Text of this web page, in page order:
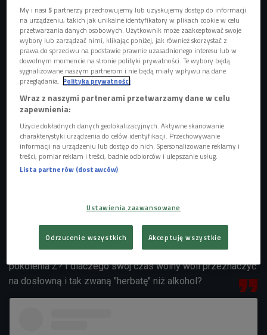
Zdjęcie ilustracyjne Foto: Shutterstock
Trend napędzają szczególnie Zetki. Zamiast kawy,
energetyków czy alkoholu popijają herbatę. Która zwiększa
energię, poprawia koncentrację, a która wspiera
opatrzone są hasztagiem #teamaxxing. W mediach
napary, ciekawostki o odmianach herbat i haule zestawów
do ich picia. Jak ewoluuje życie nocne i towarzyskie
pokolenia Z? I dlaczego swój czas wolny woli przeznaczyć
na dosłowną i tak zwaną "herbatę" niż alkohol?
My i nasi5 partnerzy przechowujemy lub uzyskujemy dostęp do informacji
na urządzeniu, takich jak unikalne identyfikatory w plikach cookie w celu
przetwarzania danych osobowych. Użytkownik może zaakceptować swoje
wybory lub zarządzać nimi, klikając poniżej, jak również skorzystać z
prawa do sprzeciwu na podstawie prawnie uzasadnionego interesu lub w
dowolnym momencie na stronie polityki prywatności. Te wybory będą
sygnalizowane naszym partnerom i nie będą miały wpływu na dane
przeglądania. Polityka prywatności
Wraz z naszymi partnerami przetwarzamy dane w celu
zapewnienia:
Użycie dokładnych danych geolokalizacyjnych. Aktywne skanowanie
charakterystyki urządzenia do celów identyfikacji. Przechowywanie
informacji na urządzeniu lub dostęp do nich. Spersonalizowane reklamy i
treści, pomiar reklam i treści, badnie odbiorców i ulepszanie usług.
Lista partnerów (dostawców)
Ustawienia zaawansowane
Odrzucenie wszystkich Akceptuję wszystkie